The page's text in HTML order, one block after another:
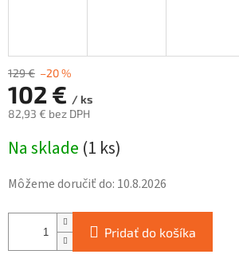
129 € –20 %
102 € / ks
82,93 € bez DPH
cena:
Na sklade (1 ks)
Môžeme doručiť do: 10.8.2026
Pridať do košíka